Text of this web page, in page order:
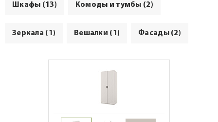
Шкафы (13) Комоды и тумбы (2)
Зеркала (1) Вешалки (1) Фасады (2)